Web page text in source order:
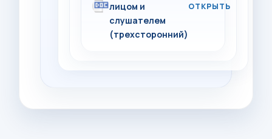
лицом и
слушателем
(трехсторонний)